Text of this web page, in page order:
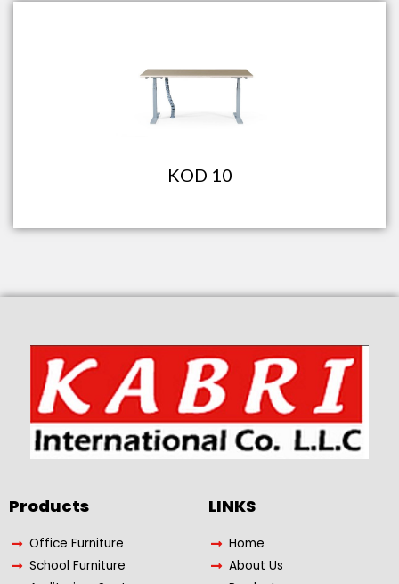
KOD 10
Products​
Office Furniture
School Furniture
LINKS
Home
About Us